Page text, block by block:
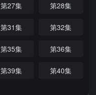
第27集 第28集
第31集 第32集
第35集 第36集
第39集 第40集